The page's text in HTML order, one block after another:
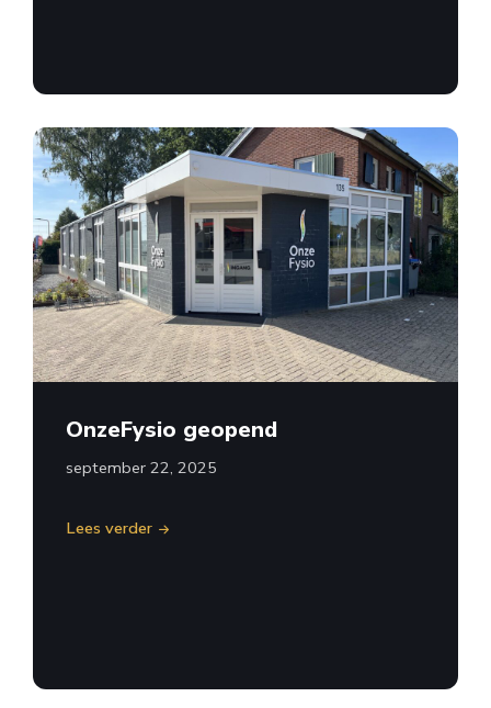
OnzeFysio geopend
september 22, 2025
Lees verder